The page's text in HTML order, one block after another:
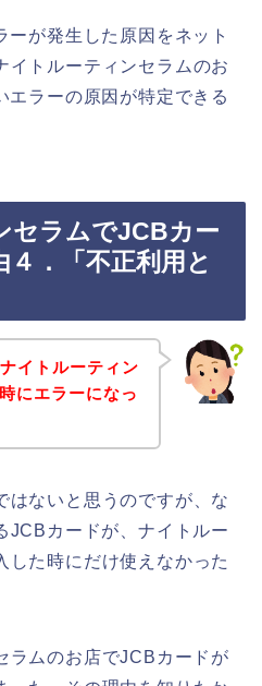
が発生した原因をネット
イトルーティンセラムのお
エラーの原因が特定できる
セラムでJCBカー
４．「不正利用と
イトルーティン
にエラーになっ
はないと思うのですが、な
JCBカードが、ナイトルー
した時にだけ使えなかった
ラムのお店でJCBカードが